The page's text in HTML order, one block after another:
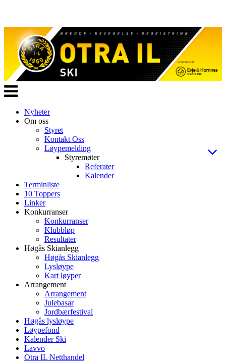
Veksle
navigasjon
Nyheter
Om oss
Styret
Kontakt Oss
Løypemelding
Styremøter
Referater
Kalender
Terminliste
10 Toppers
Linker
Konkurranser
Konkurranser
Klubbløp
Resultater
Høgås Skianlegg
Høgås Skianlegg
Lysløype
Kart løyper
Arrangement
Arrangement
Julebasar
Jordbærfestival
Høgås lysløype
Løypefond
Kalender Ski
Lavvo
Otra IL Netthandel